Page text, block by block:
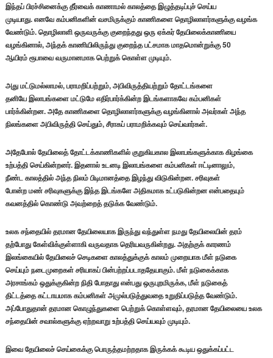
இந்தப் பிரச்சினைக்கு தீர்வைக் காணாமல் காலத்தை இழுத்தடிப்புச் செய்ய
முடியாது. எனவே கம்பனிகளின் வசமிருக்கும் காணிகளை தொழிலாளர்களுக்கு வழங்க
வேண்டும். தொழிலாளி ஒருவருக்கு குறைந்தது ஒரு ஏக்கர் தேயிலைக்காணியை
வழங்கினால், அந்தக் காணியிலிருந்து குறைந்த பட்சமாக மாதமொன்றுக்கு 50
ஆயிரம் ரூபாவை வருமானமாக பெற்றுக் கொள்ள முடியும்.
அது மட்டுமல்லாமல், பராமறிப்பற்றும், அபிவிருத்தியற்றும் தோட்டங்களை
தனியே இலாபங்களை மட்டுமே எதிர்பார்க்கின்ற இடங்களாகவே கம்பனிகள்
பார்க்கின்றன. அதே காணிகளை தொழிலாளர்களுக்கு வழங்கினால் அவர்கள் அந்த
நிலங்களை அபிவிருத்தி செய்தும், சீராகப் பராமறிக்கவும் செய்வார்கள்.
அதேபோல் தேயிலைத் தோட்டக்காணிகளில் குறுகியகால இலாபங்களுக்காக கிழங்கை
உற்பத்தி செய்கின்றனர். இதனால் உடனடி இலாபங்களை கம்பனிகள் ஈட்டினாலும்,
நீண்ட காலத்தில் அந்த நிலம் பிடிமானத்தை இழந்து விடுகின்றன. சரிவுகள்
போன்ற மண் சரிவுகளுக்கு இந்த இடங்களே அதிகமாக உட்படுகின்றன என்பதையும்
கவனத்தில் கொண்டு அவற்றைத் தடுக்க வேண்டும்.
உலக சந்தையில் தரமான தேயிலையாக இருந்து வந்துள்ள நமது தேயிலையின் தரம்
தற்போது கேள்விக்குள்ளாகி வருவதாக தெரியவருகின்றது. அதற்குக் காரணம்
இலங்கையில் தேயிலைச் செடிகளை காலத்துக்குக் காலம் முறையாக மீள் நடுகை
செய்யும் நடைமுறைகள் சரியாகப் பின்பற்றப்படாததேயாகும். மீள் நடுகைக்காக
அரசாங்கம் ஒதுக்குகின்ற நிதி போதாது என்பது ஒருபுறமிருக்க, மீள் நடுகைத்
திட்டத்தை கட்டாயமாக கம்பனிகள் அமுல்படுத்துவதை உறுதிப்படுத்த வேண்டும்.
அப்போதுதான் தரமான கொழுந்துகளை பெற்றுக் கொள்ளவும், தரமான தேயிலையை உலக
சந்தையின் சவால்களுக்கு ஏற்றவாறு உற்பத்தி செய்யவும் முடியும்.
இவை தேயிலைச் செய்கைக்கு பொருத்தமற்றதாக இருக்கக் கூடிய ஒதுக்கப்பட்ட